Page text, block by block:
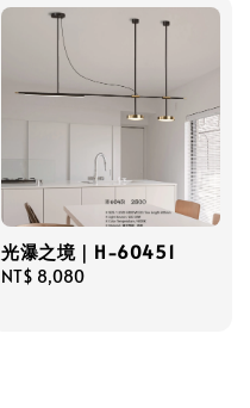
光瀑之境｜H-60451
Regular
NT$ 8,080